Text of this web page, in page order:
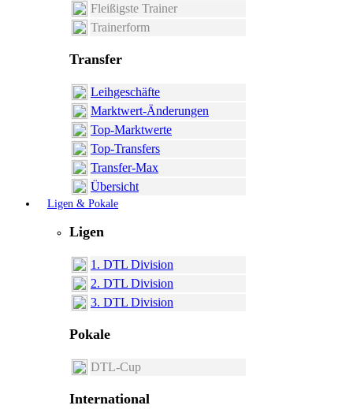
Fleißigste Trainer
Trainerform
Transfer
Leihgeschäfte
Marktwert-Änderungen
Top-Marktwerte
Top-Transfers
Transfer-Max
Übersicht
Ligen & Pokale
Ligen
1. DTL Division
2. DTL Division
3. DTL Division
Pokale
DTL-Cup
International